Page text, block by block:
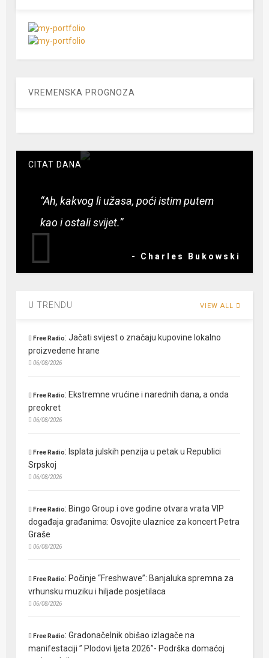
VREMENSKA PROGNOZA
CITAT DANA
“Ah, kakvog li užasa, poći istim putem
kao i ostali svijet.”
- Charles Bukowski
U TRENDU VIEW ALL
Free Radio:Jačati svijest o značaju kupovine lokalno
proizvedene hrane
06/08/2026
Free Radio: Ekstremne vrućine i narednih dana, a onda
preokret
06/08/2026
Free Radio: Isplata julskih penzija u petak u Republici
Srpskoj
06/08/2026
Free Radio: Bingo Group i ove godine otvara vrata VIP
događaja građanima: Osvojite ulaznice za koncert Petra
Graše
06/08/2026
Free Radio: Počinje “Freshwave”: Banjaluka spremna za
vrhunsku muziku i hiljade posjetilaca
06/08/2026
Free Radio:Gradonačelnik obišao izlagače na
manifestaciji ” Plodovi ljeta 2026”- Podrška domaćoj